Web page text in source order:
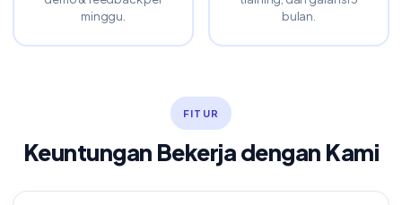
minggu.
bulan.
FITUR
Keuntungan Bekerja dengan Kami